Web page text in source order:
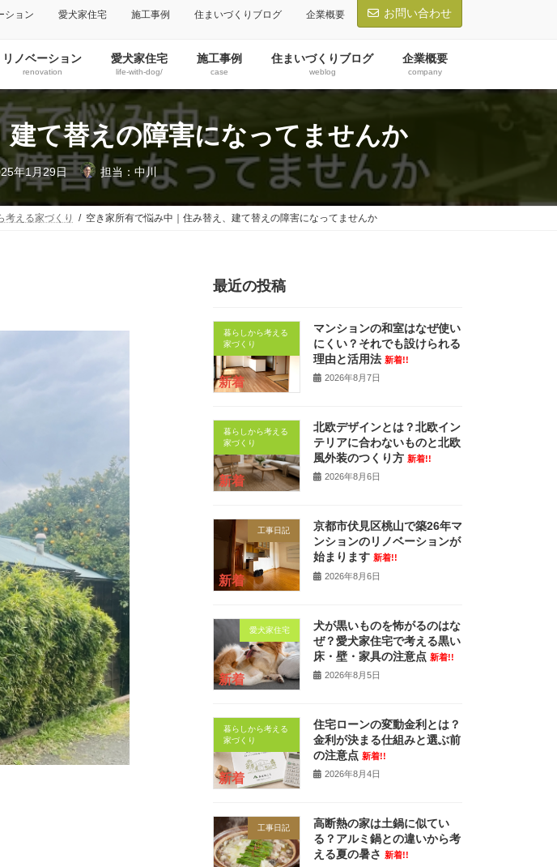
ション 愛犬家住宅 施工事例 住まいづくりブログ 企業概要 お問い合わせ
リノベーション
renovation
愛犬家住宅
life-with-dog/
施工事例
case
住まいづくりブログ
weblog
企業概要
company
て替えの障害になってませんか
年1月29日 担当：中川
考える家づくり 空き家所有で悩み中｜住み替え、建て替えの障害になってませんか
最近の投稿
暮らしから考える
家づくり
新着
マンションの和室はなぜ使い
にくい？それでも設けられる
理由と活用法 新着!!
2026年8月7日
暮らしから考える
家づくり
新着
北欧デザインとは？北欧イン
テリアに合わないものと北欧
風外装のつくり方 新着!!
2026年8月6日
工事日記
新着
京都市伏見区桃山で築26年マ
ンションのリノベーションが
始まります 新着!!
2026年8月6日
愛犬家住宅
新着
犬が黒いものを怖がるのはな
ぜ？愛犬家住宅で考える黒い
床・壁・家具の注意点 新着!!
2026年8月5日
暮らしから考える
家づくり
新着
住宅ローンの変動金利とは？
金利が決まる仕組みと選ぶ前
の注意点 新着!!
2026年8月4日
工事日記
高断熱の家は土鍋に似てい
る？アルミ鍋との違いから考
える夏の暑さ 新着!!